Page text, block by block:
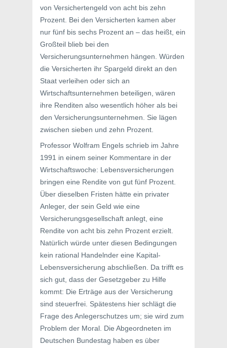
von Versichertengeld von acht bis zehn
Prozent. Bei den Versicherten kamen aber
nur fünf bis sechs Prozent an – das heißt, ein
Großteil blieb bei den
Versicherungsunternehmen hängen. Würden
die Versicherten ihr Spargeld direkt an den
Staat verleihen oder sich an
Wirtschaftsunternehmen beteiligen, wären
ihre Renditen also wesentlich höher als bei
den Versicherungsunternehmen. Sie lägen
zwischen sieben und zehn Prozent.
Professor Wolfram Engels schrieb im Jahre
1991 in einem seiner Kommentare in der
Wirtschaftswoche: Lebensversicherungen
bringen eine Rendite von gut fünf Prozent.
Über dieselben Fristen hätte ein privater
Anleger, der sein Geld wie eine
Versicherungsgesellschaft anlegt, eine
Rendite von acht bis zehn Prozent erzielt.
Natürlich würde unter diesen Bedingungen
kein rational Handelnder eine Kapital-
Lebensversicherung abschließen. Da trifft es
sich gut, dass der Gesetzgeber zu Hilfe
kommt: Die Erträge aus der Versicherung
sind steuerfrei. Spätestens hier schlägt die
Frage des Anlegerschutzes um; sie wird zum
Problem der Moral. Die Abgeordneten im
Deutschen Bundestag haben es über